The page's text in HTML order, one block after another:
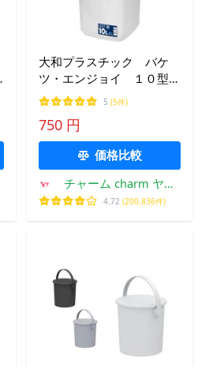
大和プラスチック バケ
ツ・エンジョイ １０型
クリア 水差し 水替え
5 (5件)
750 円
価格比較
チャーム charm ヤフ
ー店
4.72 (200,836件)